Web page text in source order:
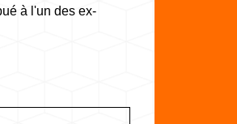
à l'un des ex-